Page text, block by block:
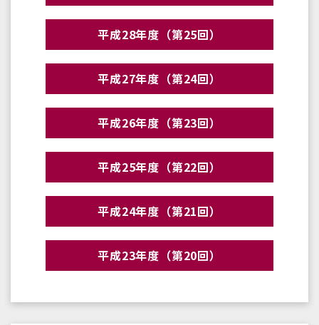
平成28年度（第25回）
平成27年度（第24回）
平成26年度（第23回）
平成25年度（第22回）
平成24年度（第21回）
平成23年度（第20回）